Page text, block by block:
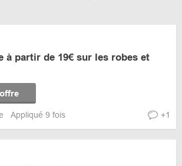
à partir de 19€ sur les robes et
Appliqué 9 fois +1